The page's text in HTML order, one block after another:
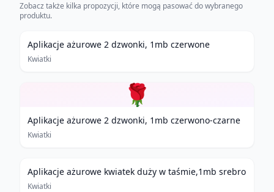
Zobacz także kilka propozycji, które mogą pasować do wybranego
produktu.
Aplikacje ażurowe 2 dzwonki, 1mb czerwone
Kwiatki
🌹
Aplikacje ażurowe 2 dzwonki, 1mb czerwono-czarne
Kwiatki
Aplikacje ażurowe kwiatek duży w taśmie,1mb srebro
Kwiatki